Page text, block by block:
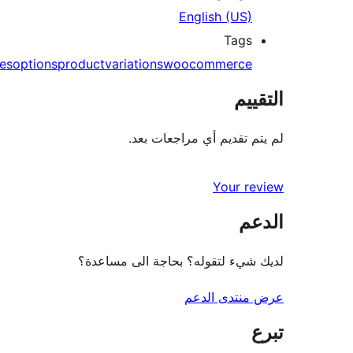
English (US)
Tags
optionsproductvariationswoocommerce
التقييم
لم يتم تقديم أي مراجعات بعد.
Your review
الدعم
لديك شيء لتقوله؟ بحاجة الى مساعدة؟
عرض منتدى الدعم
تبرع